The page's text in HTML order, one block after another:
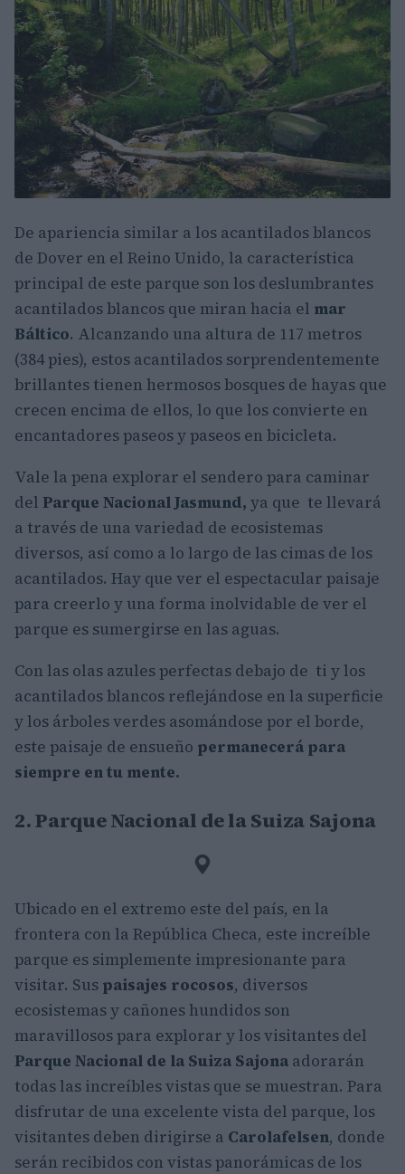
De apariencia similar a los acantilados blancos
de Dover en el Reino Unido, la característica
principal de este parque son los deslumbrantes
acantilados blancos que miran hacia el mar
Báltico. Alcanzando una altura de 117 metros
(384 pies), estos acantilados sorprendentemente
brillantes tienen hermosos bosques de hayas que
crecen encima de ellos, lo que los convierte en
encantadores paseos y paseos en bicicleta.
Vale la pena explorar el sendero para caminar
del Parque Nacional Jasmund, ya que te llevará
a través de una variedad de ecosistemas
diversos, así como a lo largo de las cimas de los
acantilados. Hay que ver el espectacular paisaje
para creerlo y una forma inolvidable de ver el
parque es sumergirse en las aguas.
Con las olas azules perfectas debajo de ti y los
acantilados blancos reflejándose en la superficie
y los árboles verdes asomándose por el borde,
este paisaje de ensueño permanecerá para
siempre en tu mente.
2. Parque Nacional de la Suiza Sajona
Ubicado en el extremo este del país, en la
frontera con la República Checa, este increíble
parque es simplemente impresionante para
visitar. Sus paisajes rocosos, diversos
ecosistemas y cañones hundidos son
maravillosos para explorar y los visitantes del
Parque Nacional de la Suiza Sajona adorarán
todas las increíbles vistas que se muestran. Para
disfrutar de una excelente vista del parque, los
visitantes deben dirigirse a Carolafelsen, donde
serán recibidos con vistas panorámicas de los